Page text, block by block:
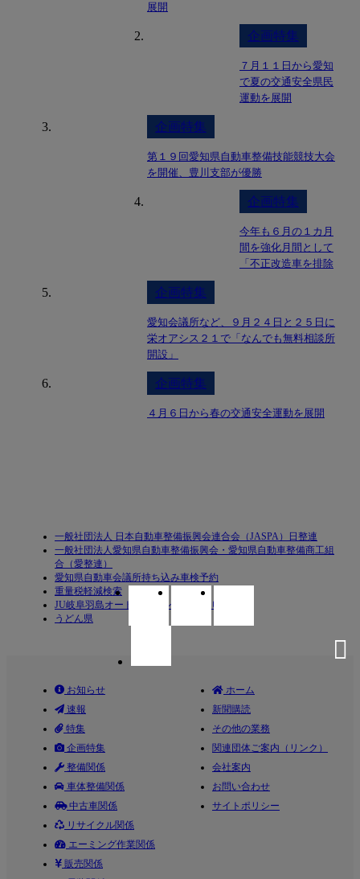
展開
企画特集
７月１１日から愛知
で夏の交通安全県民
運動を展開
企画特集
第１９回愛知県自動車整備技能競技大会
を開催、豊川支部が優勝
企画特集
今年も６月の１カ月
間を強化月間として
「不正改造車を排除
企画特集
愛知会議所など、９月２４日と２５日に
栄オアシス２１で「なんでも無料相談所
開設」
企画特集
４月６日から春の交通安全運動を展開
一般社団法人 日本自動車整備振興会連合会（JASPA）日整連
一般社団法人愛知県自動車整備振興会・愛知県自動車整備商工組
合（愛整連）
愛知県自動車会議所持ち込み車検予約
重量税軽減検索
JU岐阜羽島オートオークション（ＪＵ岐阜）
うどん県
お知らせ
速報
特集
企画特集
整備関係
車体整備関係
中古車関係
リサイクル関係
エーミング作業関係
販売関係
ホーム
新聞購読
その他の業務
関連団体ご案内（リンク）
会社案内
お問い合わせ
サイトポリシー